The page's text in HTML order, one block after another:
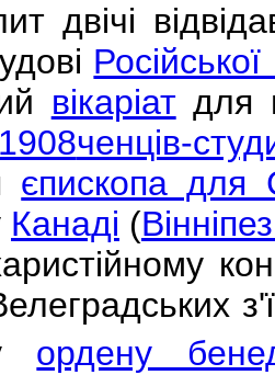
двічі
вікаріатдля
1908ченців-
єпископа
Канаді (
ордену